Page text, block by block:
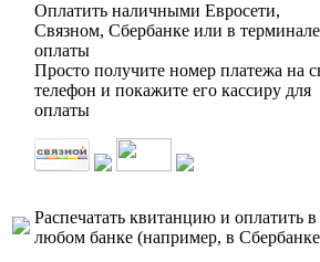
Оплатить наличными Евросети,
Связном, Сбербанке или в терминале
оплаты
Просто получите номер платежа на
телефон и покажите его кассиру для
оплаты
Распечатать квитанцию и оплатить в
любом банке (например, в